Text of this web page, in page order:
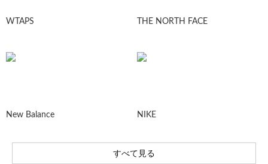
WTAPS THE NORTH FACE
New Balance NIKE
すべて見る